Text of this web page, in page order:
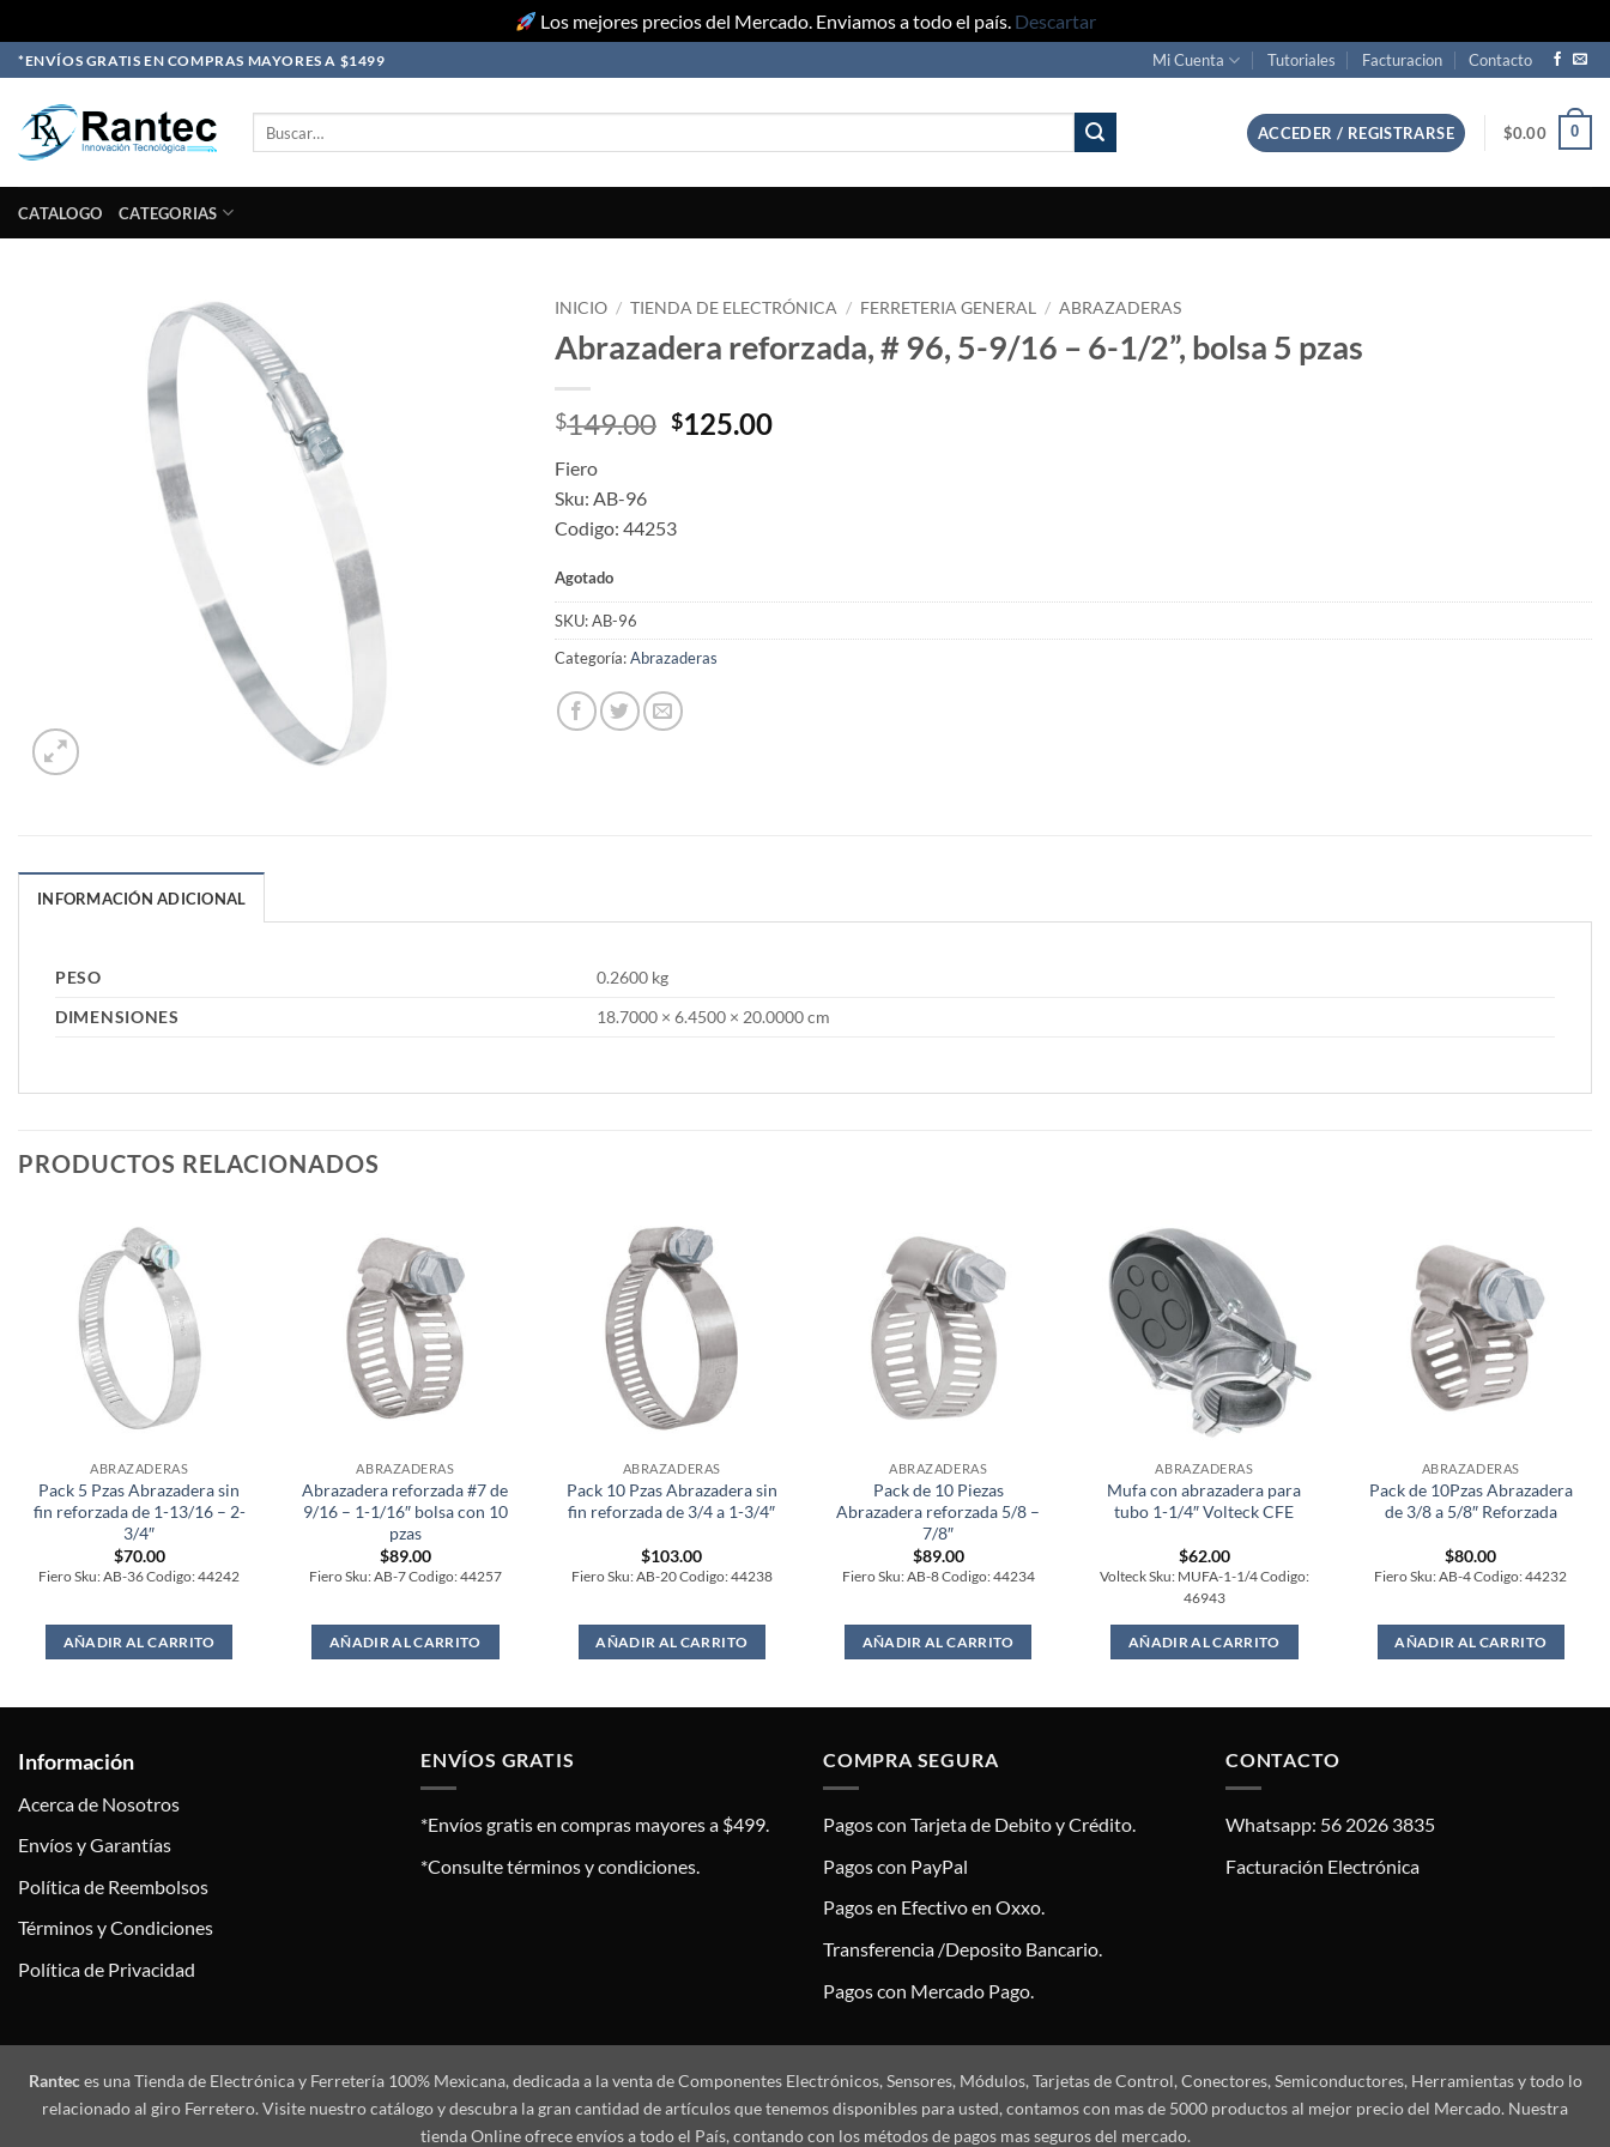
Los mejores precios del Mercado. Enviamos a todo el país. Descartar
Skip
to
content
*ENVÍOS GRATIS EN COMPRAS MAYORES A $1499 Mi Cuenta Tutoriales Facturacion Contacto
ACCEDER / REGISTRARSE $0.00 0
CATALOGO CATEGORIAS
INICIO / TIENDA DE ELECTRÓNICA / FERRETERIA GENERAL / ABRAZADERAS
Abrazadera reforzada, # 96, 5-9/16 – 6-1/2”, bolsa 5 pzas
$149.00 Original
$125.00Current
Fiero
Sku: AB-96
Codigo: 44253
Agotado
SKU:AB-96
Categoría:Abrazaderas
INFORMACIÓN ADICIONAL
PESO
0.2600 kg
DIMENSIONES
18.7000 × 6.4500 × 20.0000 cm
PRODUCTOS RELACIONADOS
ABRAZADERAS
Pack 5 Pzas Abrazadera sin
fin reforzada de 1-13/16 – 2-
3/4″
$70.00
Fiero Sku: AB-36 Codigo: 44242
AÑADIR AL CARRITO
ABRAZADERAS
Abrazadera reforzada #7 de
9/16 – 1-1/16″ bolsa con 10
pzas
$89.00
Fiero Sku: AB-7 Codigo: 44257
AÑADIR AL CARRITO
ABRAZADERAS
Pack 10 Pzas Abrazadera sin
fin reforzada de 3/4 a 1-3/4″
$103.00
Fiero Sku: AB-20 Codigo: 44238
AÑADIR AL CARRITO
ABRAZADERAS
Pack de 10 Piezas
Abrazadera reforzada 5/8 –
7/8″
$89.00
Fiero Sku: AB-8 Codigo: 44234
AÑADIR AL CARRITO
ABRAZADERAS
Mufa con abrazadera para
tubo 1-1/4″ Volteck CFE
$62.00
Volteck Sku: MUFA-1-1/4 Codigo:
46943
AÑADIR AL CARRITO
ABRAZADERAS
Pack de 10Pzas Abrazadera
de 3/8 a 5/8″ Reforzada
$80.00
Fiero Sku: AB-4 Codigo: 44232
AÑADIR AL CARRITO
Información
Acerca de Nosotros
Envíos y Garantías
Política de Reembolsos
Términos y Condiciones
Política de Privacidad
ENVÍOS GRATIS
*Envíos gratis en compras mayores a $499.
*Consulte términos y condiciones.
COMPRA SEGURA
Pagos con Tarjeta de Debito y Crédito.
Pagos con PayPal
Pagos en Efectivo en Oxxo.
Transferencia /Deposito Bancario.
Pagos con Mercado Pago.
CONTACTO
Whatsapp: 56 2026 3835
Facturación Electrónica
Ranteces una Tienda de Electrónica y Ferretería 100% Mexicana, dedicada a la venta de Componentes Electrónicos, Sensores, Módulos, Tarjetas de Control, Conectores, Semiconductores, Herramientas y todo lo
relacionado al giro Ferretero. Visite nuestro catálogo y descubra la gran cantidad de artículos que tenemos disponibles para usted, contamos con mas de 5000 productos al mejor precio del Mercado. Nuestra
tienda Online ofrece envíos a todo el País, contando con los métodos de pagos mas seguros del mercado.